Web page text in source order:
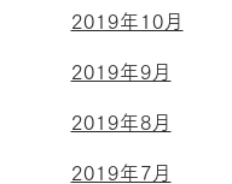
2019年10月
2019年9月
2019年8月
2019年7月